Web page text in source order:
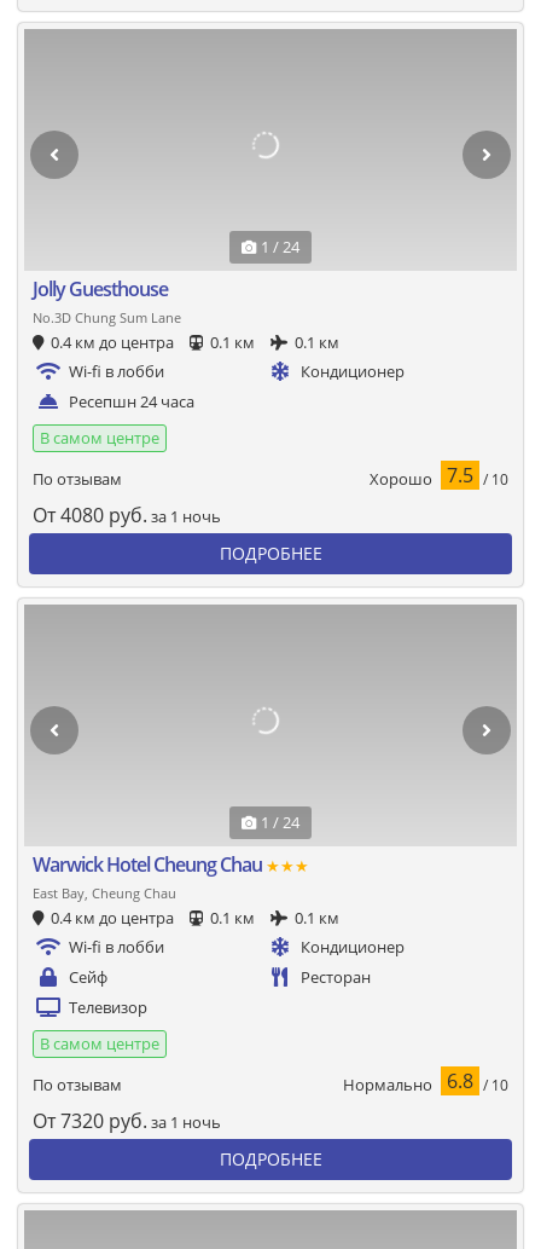
1 / 24
Jolly Guesthouse
No.3D Chung Sum Lane
0.4 км до центра 0.1 км
0.1 км
Wi-fi в лобби
Кондиционер
Ресепшн 24 часа
В самом центре
По отзывам
Хорошо 7.5 / 10
От4080 руб. за 1 ночь
ПОДРОБНЕЕ
1 / 24
Warwick Hotel Cheung Chau ★★★
East Bay, Cheung Chau
0.4 км до центра 0.1 км
0.1 км
Wi-fi в лобби
Кондиционер
Сейф
Ресторан
Телевизор
В самом центре
По отзывам
Нормально 6.8 / 10
От7320 руб. за 1 ночь
ПОДРОБНЕЕ